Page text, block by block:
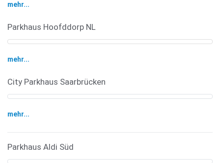
mehr...
Parkhaus Hoofddorp NL
mehr...
City Parkhaus Saarbrücken
mehr...
Parkhaus Aldi Süd